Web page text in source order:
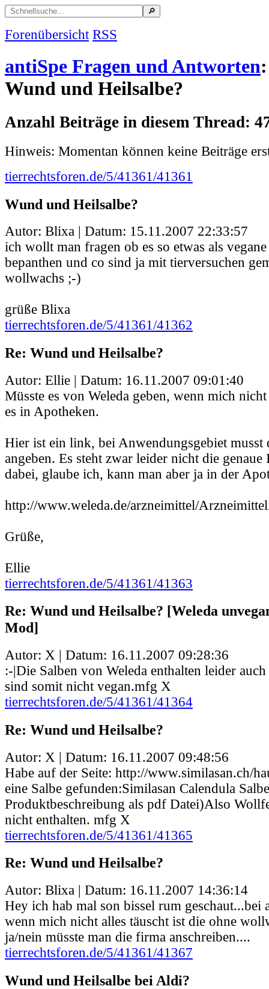
Forenübersicht RSS
antiSpe Fragen und Antworten:
Wund und Heilsalbe?
Anzahl Beiträge in diesem Thread:
Hinweis: Momentan können keine Beiträge
tierrechtsforen.de/5/41361/41361
Wund und Heilsalbe?
Autor: Blixa | Datum: 15.11.2007 22:33:57
ich wollt man fragen ob es so etwas als
bepanthen und co sind ja mit tierversuchen
wollwachs ;-)
grüße Blixa
tierrechtsforen.de/5/41361/41362
Re: Wund und Heilsalbe?
Autor: Ellie | Datum: 16.11.2007 09:01:40
Müsste es von Weleda geben, wenn mich
es in Apotheken.
Hier ist ein link, bei Anwendungsgebiet
angeben. Es steht zwar leider nicht die genaue
dabei, glaube ich, kann man aber ja in der
http://www.weleda.de/arzneimittel/
Grüße,
Ellie
tierrechtsforen.de/5/41361/41363
Re: Wund und Heilsalbe? [Weleda
Mod]
Autor: X | Datum: 16.11.2007 09:28:36
:-|Die Salben von Weleda enthalten leider
sind somit nicht vegan.mfg X
tierrechtsforen.de/5/41361/41364
Re: Wund und Heilsalbe?
Autor: X | Datum: 16.11.2007 09:48:56
Habe auf der Seite: http://www.similasan.ch/
eine Salbe gefunden:Similasan Calendula
Produktbeschreibung als pdf Datei)Also
nicht enthalten. mfg X
tierrechtsforen.de/5/41361/41365
Re: Wund und Heilsalbe?
Autor: Blixa | Datum: 16.11.2007 14:36:14
Hey ich hab mal son bissel rum geschaut...bei
wenn mich nicht alles täuscht ist die ohne
ja/nein müsste man die firma anschreiben....
tierrechtsforen.de/5/41361/41367
Wund und Heilsalbe bei Aldi?